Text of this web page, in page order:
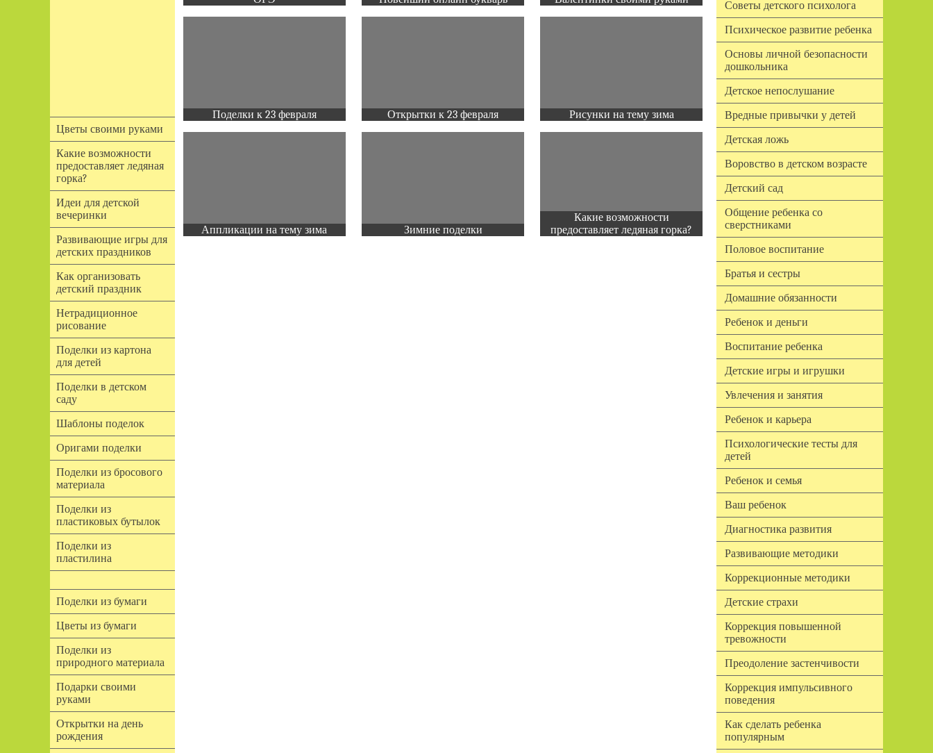
Цветы своими руками
Какие возможности
предоставляет ледяная
горка?
Идеи для детской
вечеринки
Развивающие игры для
детских праздников
Как организовать
детский праздник
Нетрадиционное
рисование
Поделки из картона
для детей
Поделки в детском
саду
Шаблоны поделок
Оригами поделки
Поделки из бросового
материала
Поделки из
пластиковых бутылок
Поделки из
пластилина
Поделки из бумаги
Цветы из бумаги
Поделки из
природного материала
Подарки своими
руками
Открытки на день
рождения
Поделки к 23 февраля Открытки к 23 февраля Рисунки на тему зима
Аппликации на тему зима Зимние поделки
Какие возможности
предоставляет ледяная горка?
Советы детского психолога
Психическое развитие ребенка
Основы личной безопасности
дошкольника
Детское непослушание
Вредные привычки у детей
Детская ложь
Воровство в детском возрасте
Детский сад
Общение ребенка со
сверстниками
Половое воспитание
Братья и сестры
Домашние обязанности
Ребенок и деньги
Воспитание ребенка
Детские игры и игрушки
Увлечения и занятия
Ребенок и карьера
Психологические тесты для
детей
Ребенок и семья
Ваш ребенок
Диагностика развития
Развивающие методики
Коррекционные методики
Детские страхи
Коррекция повышенной
тревожности
Преодоление застенчивости
Коррекция импульсивного
поведения
Как сделать ребенка
популярным